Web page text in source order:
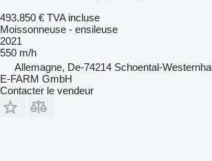
493.850 € TVA incluse
Moissonneuse - ensileuse
2021
550 m/h
Allemagne, De-74214 Schoental-
E-FARM GmbH
Contacter le vendeur